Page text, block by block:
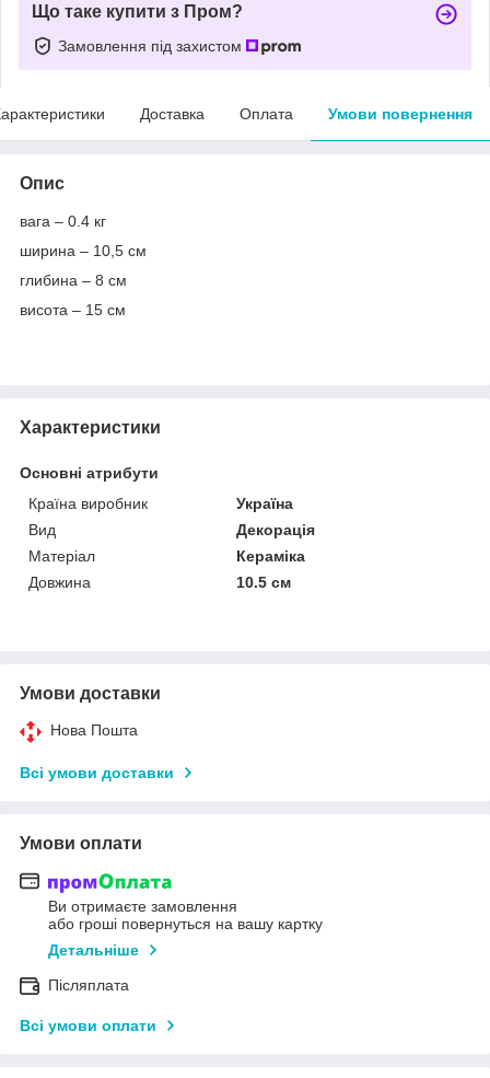
Що таке купити з Пром?
Замовлення під захистом
Доставка Оплата Умови повернення
Опис
вага – 0.4 кг
ширина – 10,5 см
глибина – 8 см
висота – 15 см
Характеристики
Основні атрибути
Країна виробник
Україна
Вид
Декорація
Матеріал
Кераміка
Довжина
10.5 см
Умови доставки
Нова Пошта
Всі умови доставки
Умови оплати
Ви отримаєте замовлення
або гроші повернуться на вашу картку
Детальніше
Післяплата
Всі умови оплати